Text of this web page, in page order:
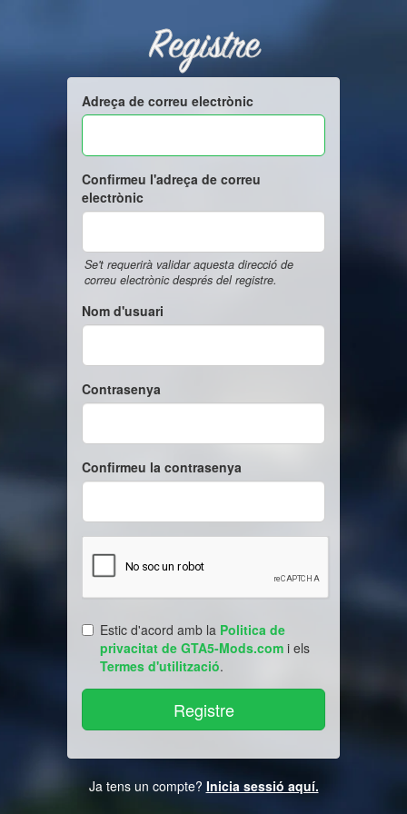
Registre
Adreça de correu electrònic
Confirmeu l'adreça de correu
electrònic
Se't requerirà validar aquesta direcció de
correu electrònic després del registre.
Nom d'usuari
Contrasenya
Confirmeu la contrasenya
Estic d'acord amb la Politica de
privacitat de GTA5-Mods.com i els
Termes d'utilització.
Ja tens un compte? Inicia sessió aquí.